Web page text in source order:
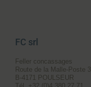
FC srl
Feller concassages
Route de la Malle-Poste 3
B-4171 POULSEUR